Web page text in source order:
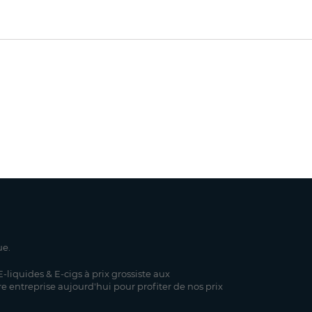
& E-cigs à prix grossiste aux
entreprise aujourd'hui pour profiter de nos prix